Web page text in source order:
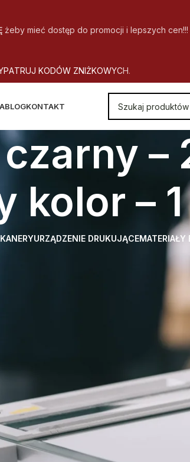
żeby mieć dostęp do promocji i lepszych cen!!!
PATRUJ KODÓW ZNIŻKOWYCH.
BLOGKONTAKT
–
kolor –
URZĄDZENIE DRUKUJĄCEMATERIAŁY
Toner startowy czarny – 2 600 stron,